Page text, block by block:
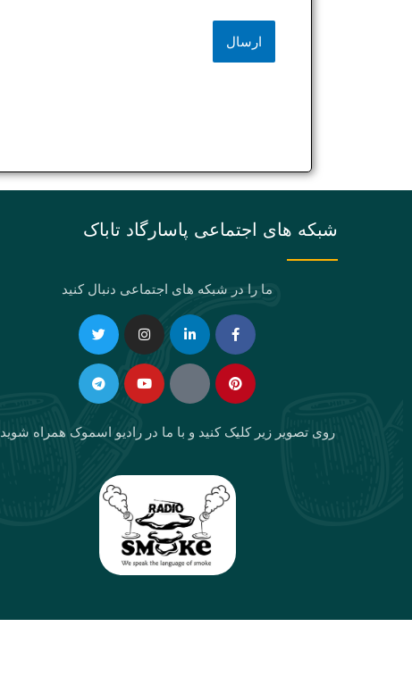
شبکه های اجتماعی پاسارگاد تاباک
ما را در شبکه های اجتماعی دنبال کنید
Facebook-
f
Linkedin-
in
Instagram
Twitter Pinterest
Eaparat
Youtube
Telegram
روی تصویر زیر کلیک کنید و با ما در رادیو اسموک همراه شوید